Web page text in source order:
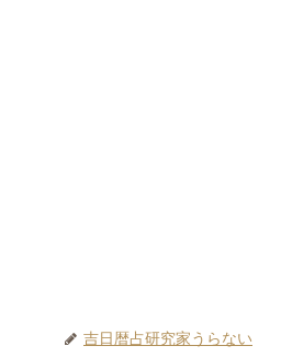
吉日暦占研究家うらない